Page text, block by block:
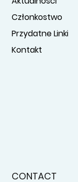
Członkostwo
Przydatne Linki
Kontakt
CONTACT